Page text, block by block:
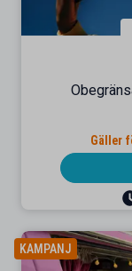
Gäller
KAMPANJ